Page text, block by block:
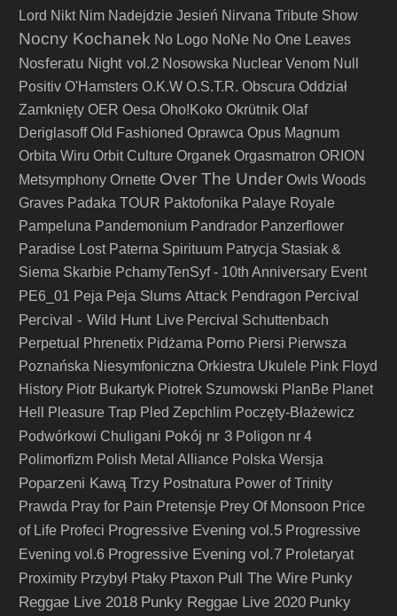
Lord Nikt Nim Nadejdzie Jesień Nirvana Tribute Show
Nocny Kochanek No Logo NoNe No One Leaves
Nosferatu Night vol.2 Nosowska Nuclear Venom Null
Positiv O'Hamsters O.K.W O.S.T.R. Obscura Oddział
Zamknięty OER Oesa Oho!Koko Okrütnik Olaf
Deriglasoff Old Fashioned Oprawca Opus Magnum
Orbita Wiru Orbit Culture Organek Orgasmatron ORION
Metsymphony Ornette Over The Under Owls Woods
Graves Padaka TOUR Paktofonika Palaye Royale
Pampeluna Pandemonium Pandrador Panzerflower
Paradise Lost Paterna Spirituum Patrycja Stasiak &
Siema Skarbie PchamyTenSyf - 10th Anniversary Event
PE6_01 Peja Peja Slums Attack Pendragon Percival
Percival - Wild Hunt Live Percival Schuttenbach
Perpetual
Phrenetix Pidżama Porno Piersi Pierwsza
Poznańska Niesymfoniczna Orkiestra Ukulele Pink Floyd
History Piotr Bukartyk Piotrek Szumowski PlanBe Planet
Hell
Pleasure Trap Pled Zepchlim Poczęty-Błażewicz
Podwórkowi Chuligani Pokój nr 3 Poligon nr 4
Polimorfizm Polish Metal Alliance Polska Wersja
Poparzeni Kawą Trzy Postnatura Power of Trinity
Prawda Pray for Pain Pretensje Prey Of Monsoon Price
of Life Profeci Progressive Evening vol.5 Progressive
Evening vol.6 Progressive Evening vol.7 Proletaryat
Proximity Przybył Ptaky Ptaxon Pull The Wire Punky
Reggae Live 2018 Punky Reggae Live 2020 Punky